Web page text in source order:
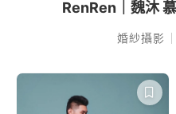
RenRen｜魏沐
婚紗攝影